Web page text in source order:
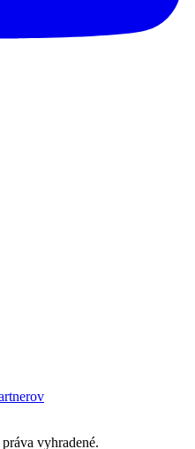
vyhradené.